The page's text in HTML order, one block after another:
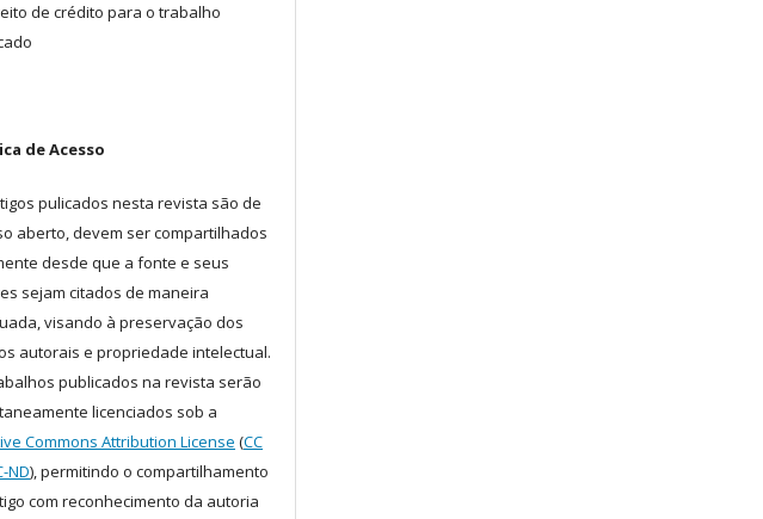
de crédito para o trabalho
de Acesso
pulicados nesta revista são de
aberto, devem ser compartilhados
desde que a fonte e seus
sejam citados de maneira
visando à preservação dos
autorais e propriedade intelectual.
publicados na revista serão
licenciados sob a
Commons Attribution License (CC
ND), permitindo o compartilhamento
com reconhecimento da autoria